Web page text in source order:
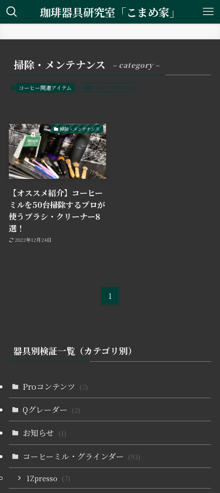
珈琲器具研究室「こまめ家」
掃除・メンテナンス – category –
コーヒー関連アイテム 掃除・メンテナンス
掃除・メンテナンス
【オススメ紹介】コーヒー
ミルを50台掃除するプロが
使うブラシ・クリーナー8
選！
2022年12月24日
1
器具別検証一覧（カテゴリ別）
Proコンテンツ (7)
Qグレーダー (2)
お知らせ (1)
コーヒーミル・グラインダー (93)
1Zpresso (7)